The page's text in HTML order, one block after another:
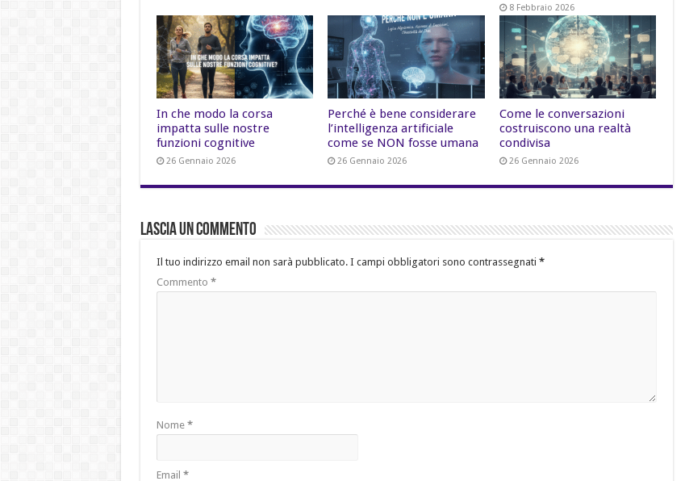
8 Febbraio 2026
In che modo la corsa
impatta sulle nostre
funzioni cognitive
26 Gennaio 2026
Perché è bene considerare
l’intelligenza artificiale
come se NON fosse umana
26 Gennaio 2026
Come le conversazioni
costruiscono una realtà
condivisa
26 Gennaio 2026
Lascia un commento
Il tuo indirizzo email non sarà pubblicato. I campi obbligatori sono contrassegnati *
Commento *
Nome *
Email *